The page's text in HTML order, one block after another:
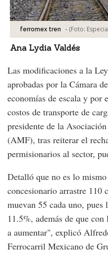
ferromex tren - (Foto:
Ana Lydia Valdés
Las modificaciones a la
aprobadas por la Cámara
economías de escala y por
costos de transporte de
presidente de la
(AMF), tras reiterar el
permisionarios al sector,
Detalló que no es lo
concesionario arrastre 110
muevan 55 cada uno, pues
11.5%, además de que
a aumentar", explicó
Ferrocarril Mexicano de